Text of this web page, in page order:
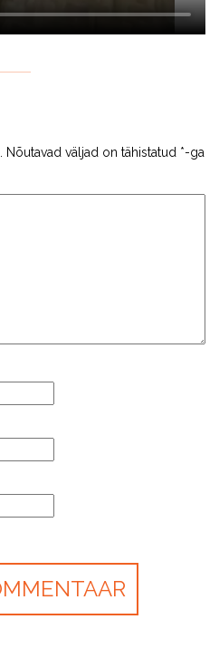
Nõutavad väljad on tähistatud *-ga